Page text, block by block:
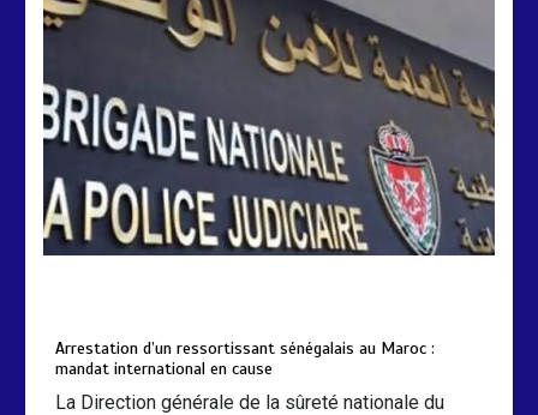
Arrestation d’un ressortissant
sénégalais au Maroc : mandat
international en cause
208
Arrestation d’un ressortissant sénégalais au Maroc :
mandat international en cause
La Direction générale de la sûreté nationale du